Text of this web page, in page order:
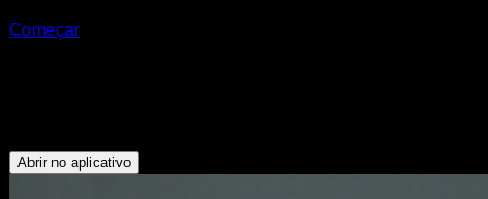
Começar
Abrir no aplicativo